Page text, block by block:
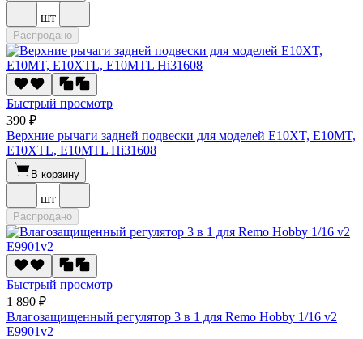
шт
Распродано
Быстрый просмотр
390 ₽
Верхние рычаги задней подвески для моделей E10XT, E10MT,
E10XTL, E10MTL Hi31608
В корзину
шт
Распродано
Быстрый просмотр
1 890 ₽
Влагозащищенный регулятор 3 в 1 для Remo Hobby 1/16 v2
E9901v2